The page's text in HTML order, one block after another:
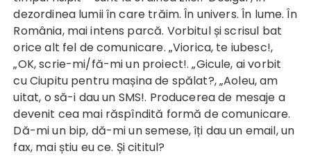
dezordinea lumii în care trăim. În univers. În lume. În
România, mai intens parcă. Vorbitul și scrisul bat
orice alt fel de comunicare. „Viorica, te iubesc!,
„OK, scrie-mi/fă-mi un proiect!. „Gicule, ai vorbit
cu Ciupitu pentru mașina de spălat?, „Aoleu, am
uitat, o să-i dau un SMS!. Producerea de mesaje a
devenit cea mai răspîndită formă de comunicare.
Dă-mi un bip, dă-mi un semese, îți dau un email, un
fax, mai știu eu ce. Și cititul?